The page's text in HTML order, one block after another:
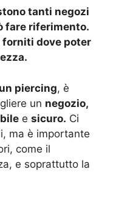
tanti negozi
fare riferimento.
forniti dove poter
piercing, è
un negozio,
e sicuro. Ci
ma è importante
come il
e soprattutto la